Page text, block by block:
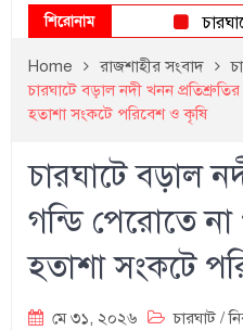
জুলাই শহিদদের
স্মরণ করবে: ভূমিমন্ত্রী
শিরোনাম চারঘাটে
Home রাজশাহীর সংবাদ
চারঘাটে বড়াল নদী খনন
হতাশা সংকটে পরিবেশ ও কৃষি
চারঘাটে বড়াল
গন্ডি পেরোতে
হতাশা সংকটে
মে ৩১, ২০২৬ চারঘাট /